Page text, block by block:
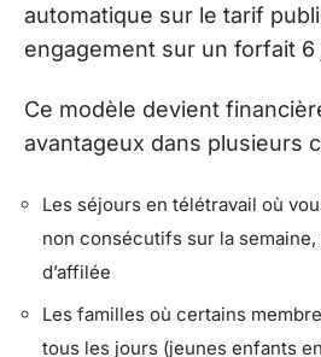
automatique sur le tarif
engagement sur un forfait 6
Ce modèle devient
avantageux dans plusieurs
Les séjours en télétravail où
non consécutifs sur la
d’affilée
Les familles où certains
tous les jours (jeunes enfants